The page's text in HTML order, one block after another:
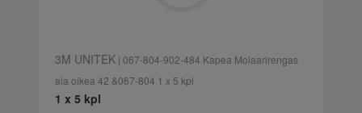
3M UNITEK| 067-804-902-484 Kapea Molaarirengas
ala oikea 42 &067-804 1 x 5 kpl
1 x 5 kpl